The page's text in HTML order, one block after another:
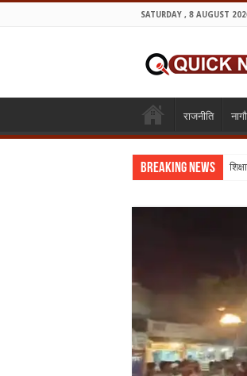
SATURDAY , 8 AUGUST
राजनीति
Breaking News